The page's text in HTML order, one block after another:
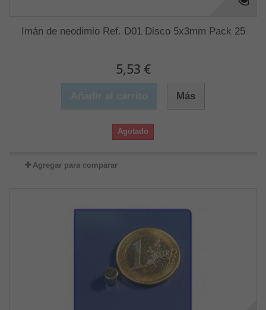
Imán de neodimio Ref. D01 Disco 5x3mm Pack 25
5,53 €
Más
Agotado
Agregar para comparar